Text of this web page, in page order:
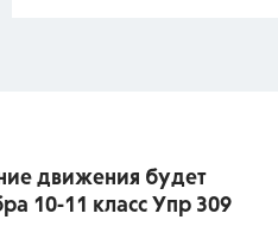
движения будет
10-11 класс Упр 309